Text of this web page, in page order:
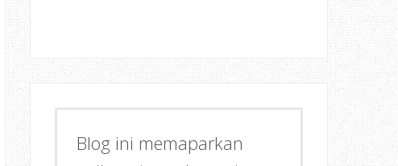
Blog ini memaparkan